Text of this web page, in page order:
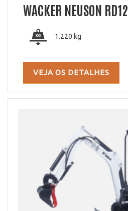
WACKER NEUSON RD12
1.220 kg
VEJA OS DETALHES